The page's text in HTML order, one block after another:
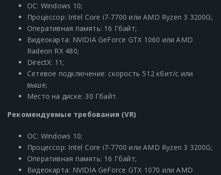
ОС: Windows 10;
Процессор: Intel Core i7-7700 или AMD Ryzen 3 3200G;
Оперативная память: 16 Гбайт;
Видеокарта: NVIDIA GeForce GTX 1060 или AMD
Radeon RX 480;
DirectX: 11;
Сетевое подключение: скорость 512 кбит/с или
выше;
Место на диске: 30 Гбайт.
Рекомендуемые требования (VR)
OC: Windows 10;
Процессор: Intel Core i7-7700 или AMD Ryzen 3 3200G;
Оперативная память: 16 Гбайт;
Видеокарта: NVIDIA GeForce GTX 1070 или AMD